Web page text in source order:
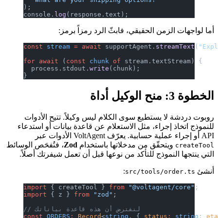
);
console.log (response.text);
أما لواجهات الزمن الحقيقي، فابثّ الرد رمزاً برمز:
const stream = await supportAgent.streamText (
for await (const chunk of stream.textStream) {
  process.stdout.
write (chunk);
الخطوة 3: منح الوكيل أداة
روبوت دردشة لا يستطيع سوى الكلام ليس وكيلاً. تتيح الأدوات
للنموذج اتخاذ إجراء، مثل الاستعلام عن قاعدة بيانات أو استدعاء
API أو إجراء عملية حسابية. يعرّف VoltAgent الأدوات عبر
createTool ويتحقّق من مدخلاتها باستخدامZod، فتُفحَص الوسائط
التي ينتجها النموذج للتأكد من نوعها قبل أن تعمل شيفرتك أصلاً.
أنشئsrc/tools/order.ts
:
import { createTool } from "@voltagent/core"
import { z } from "zod"
// لنفترض أن هذه قاعدة بياناتك
const ORDERS Record<string , { status string ;